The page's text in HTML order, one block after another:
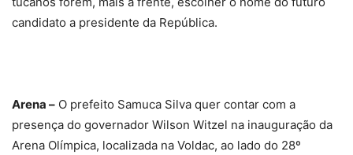
estar pronta, pelo ex-prefeito Neto. Fato que não foi
ignorado por Samuca ao dar entrevista a Dário de Paula.
deveria ter ficado pronta para as Olimpíadas. Nós
pegamos, reformamos e vamos entregar”, pontuou.